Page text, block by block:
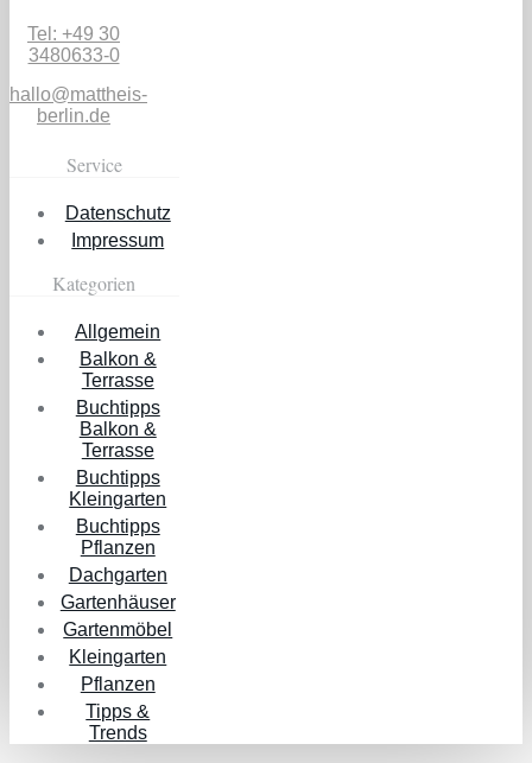
Tel: +49 30
3480633-0
hallo@mattheis-
berlin.de
Service
Datenschutz
Impressum
Kategorien
Allgemein
Balkon &
Terrasse
Buchtipps
Balkon &
Terrasse
Buchtipps
Kleingarten
Buchtipps
Pflanzen
Dachgarten
Gartenhäuser
Gartenmöbel
Kleingarten
Pflanzen
Tipps &
Trends